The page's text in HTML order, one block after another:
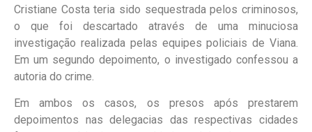
Cristiane Costa teria sido sequestrada pelos criminosos,
o que foi descartado através de uma minuciosa
investigação realizada pelas equipes policiais de Viana.
Em um segundo depoimento, o investigado confessou a
autoria do crime.
Em ambos os casos, os presos após prestarem
depoimentos nas delegacias das respectivas cidades